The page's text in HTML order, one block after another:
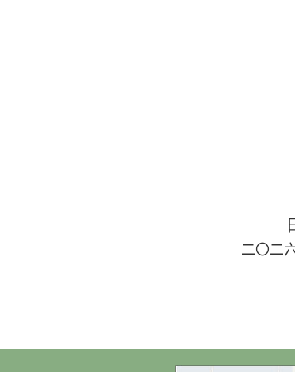
二〇二